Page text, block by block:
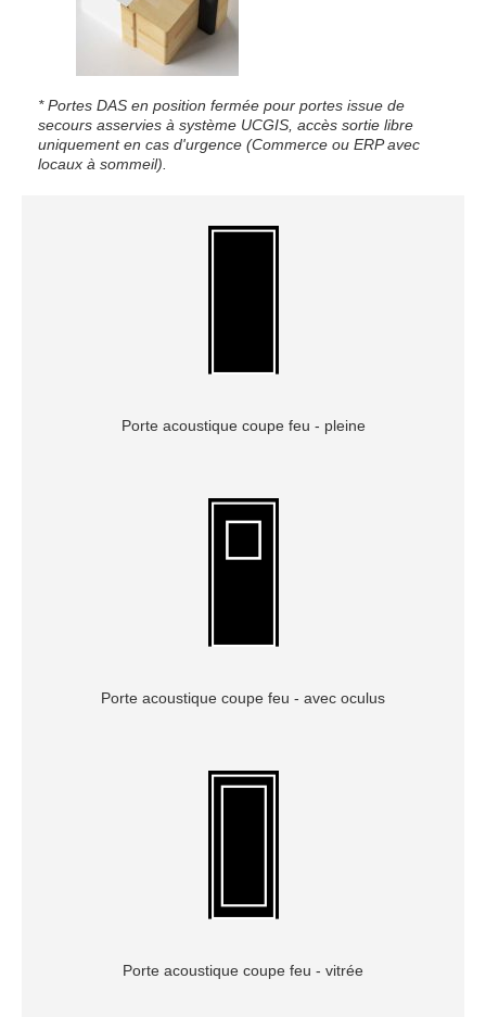
* Portes DAS en position fermée pour portes issue de
secours asservies à système UCGIS, accès sortie libre
uniquement en cas d'urgence (Commerce ou ERP avec
locaux à sommeil).
Porte acoustique coupe feu - pleine
Porte acoustique coupe feu - avec oculus
Porte acoustique coupe feu - vitrée